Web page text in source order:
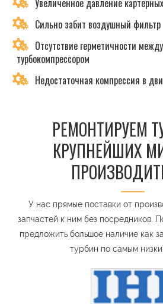
Увеличенное давление
Сильно забит воздушный фильтр
Отсутствие герметичности
турбокомпрессором
Недостаточная компрессия в
РЕМОНТИРУЕМ
КРУПНЕЙШИХ
У нас прямые поставки от
запчастей к ним без посредников.
предложить большое наличие как
турбин по самым